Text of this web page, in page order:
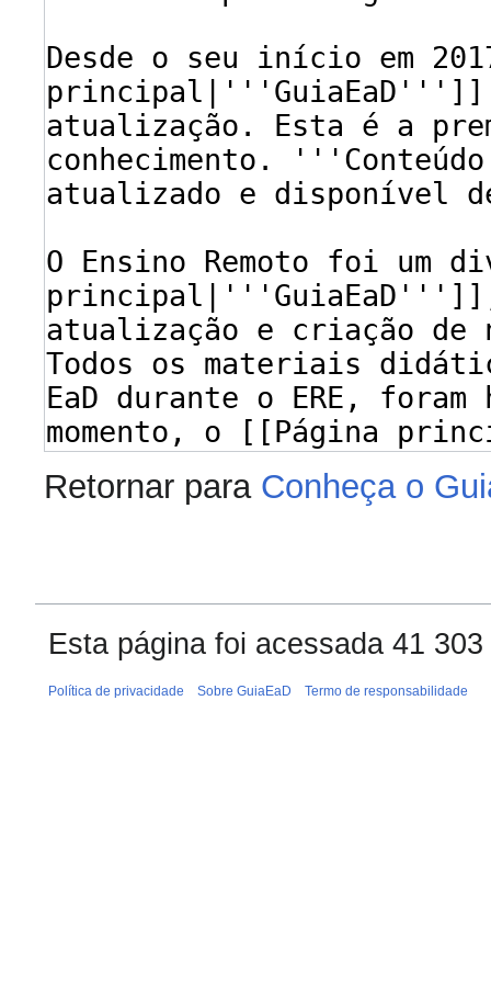
Retornar para Conheça o
Esta página foi acessada 41
Política de privacidade Sobre GuiaEaD Termo de responsabilidade